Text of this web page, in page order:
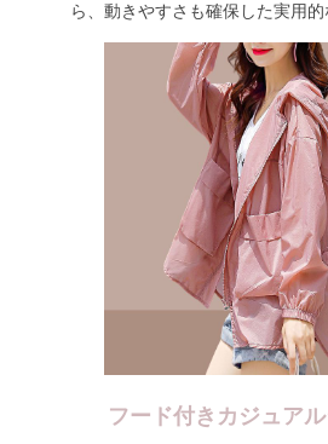
ら、動きやすさも確保した実用
フード付きカジュア